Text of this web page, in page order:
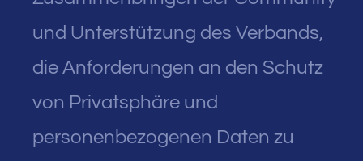
und Unterstützung des Verbands,
die Anforderungen an den Schutz
von Privatsphäre und
personenbezogenen Daten zu